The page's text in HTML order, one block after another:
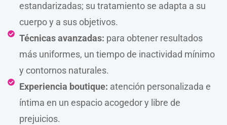
estandarizadas; su tratamiento se adapta a su
cuerpo y a sus objetivos.
Técnicas avanzadas: para obtener resultados
más uniformes, un tiempo de inactividad mínimo
y contornos naturales.
Experiencia boutique: atención personalizada e
íntima en un espacio acogedor y libre de
prejuicios.